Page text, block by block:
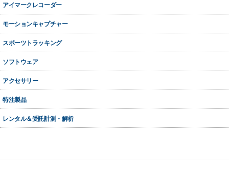
アイマークレコーダー
モーションキャプチャー
スポーツトラッキング
ソフトウェア
アクセサリー
二分岐光学系 TM2S
アルバプリズム
UVi
特注製品
レンタル＆受託計測・解析